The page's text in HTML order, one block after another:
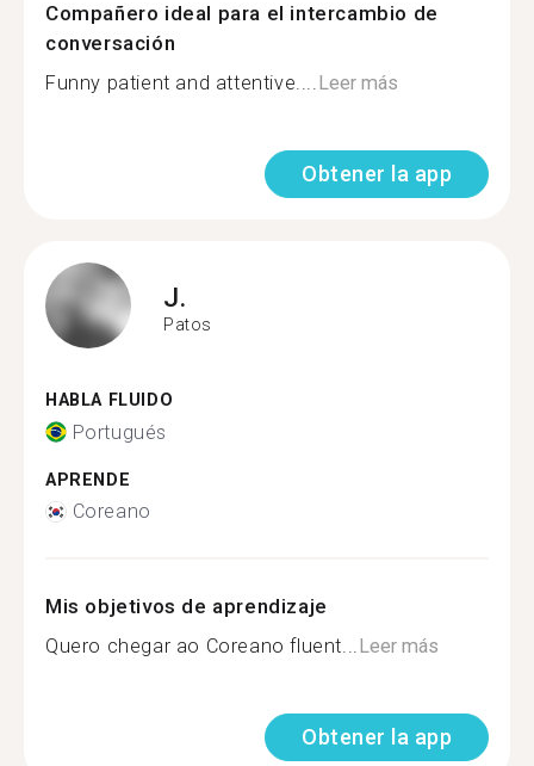
Compañero ideal para el intercambio de
conversación
Funny patient and attentive....Leer más
Obtener la app
J.
Patos
HABLA FLUIDO
Portugués
APRENDE
Coreano
Mis objetivos de aprendizaje
Quero chegar ao Coreano fluent...Leer más
Obtener la app